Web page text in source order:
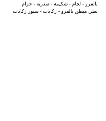
بالفرو - لجام - شكيمة - صدرية - حزام
بطن مبطن بالفرو - ركابات - سيور ركابات